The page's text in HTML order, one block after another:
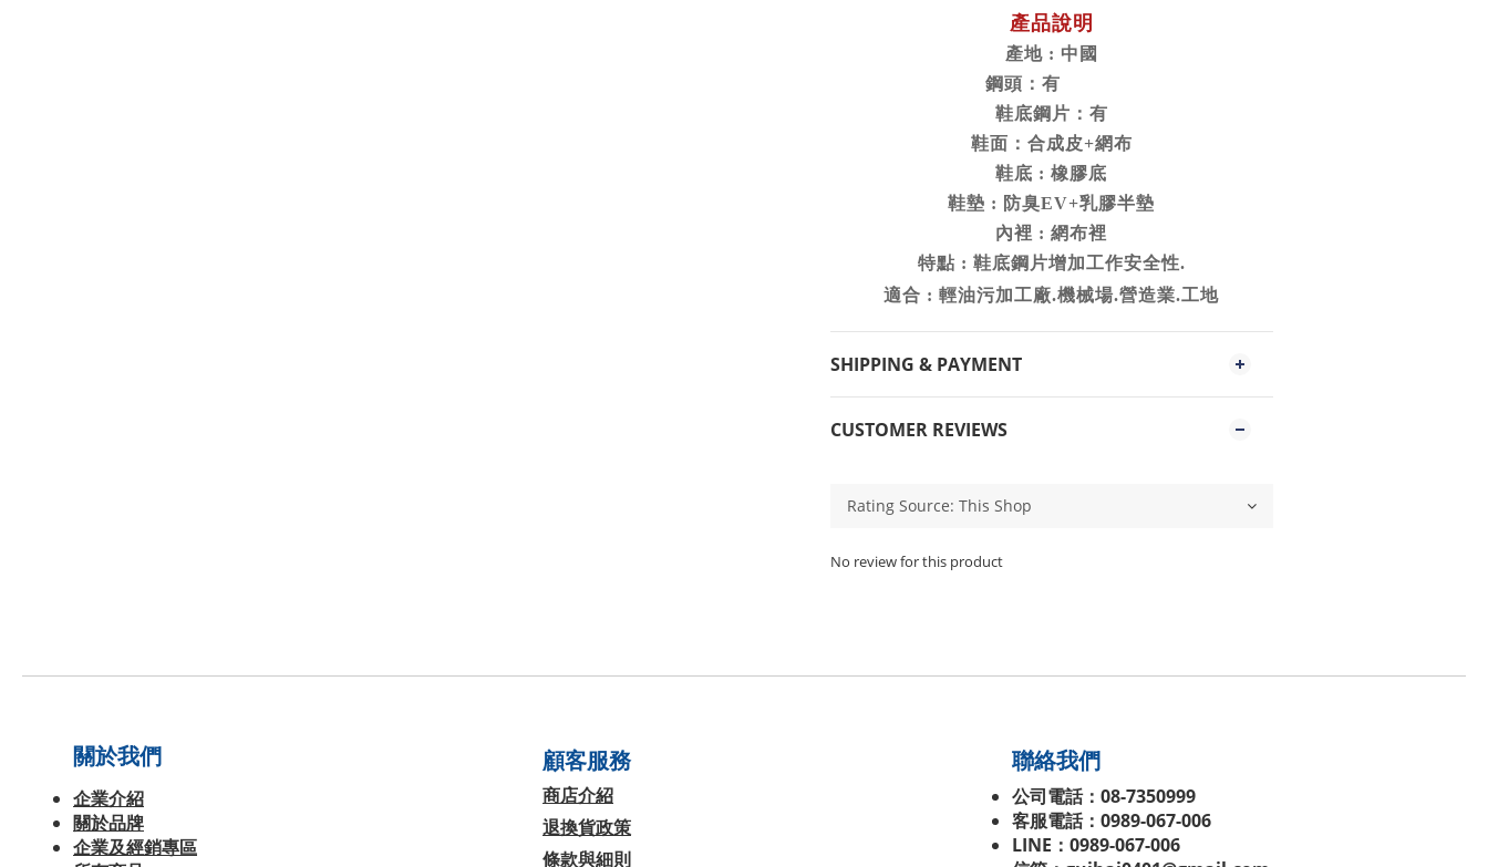
產品說明
產地: 中國
鋼頭：有
鞋底鋼片：有
鞋面：合成皮+網布
鞋底 : 橡膠底
鞋墊 : 防臭EV+乳膠半墊
內裡 : 網布裡
特點 : 鞋底鋼片增加工作安全性.
適合 : 輕油污加工廠.機械場.營造業.工地
SHIPPING & PAYMENT
CUSTOMER REVIEWS
No review for this product
關於我們
企業介紹
關於品牌
企業及經銷專區
顧客服務
商店介紹
退換貨政策
條款與細則
聯絡我們
公司電話：08-7350999
客服電話：0989-067-006
LINE：0989-067-006